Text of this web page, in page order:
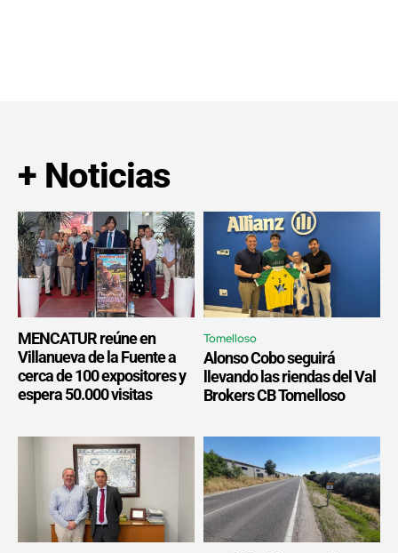
+ Noticias
MENCATUR reúne en
Villanueva de la Fuente a
cerca de 100 expositores y
espera 50.000 visitas
Tomelloso
Alonso Cobo seguirá
llevando las riendas del Val
Brokers CB Tomelloso